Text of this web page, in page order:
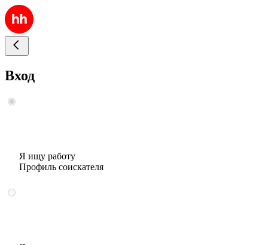
Вход
Я ищу работу
Профиль соискателя